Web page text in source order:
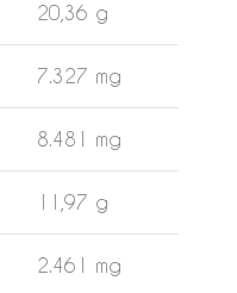
20,36 g
7.327 mg
8.481 mg
11,97 g
2.461 mg